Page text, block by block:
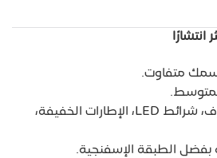
انتشارًا
متفاوت.
يستخدم في تثبيت الزخارف، شرائط LED، الإطارات الخفيفة،
بفضل الطبقة الإسفنجية.